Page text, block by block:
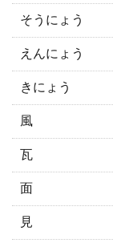
そうにょう
えんにょう
きにょう
風
瓦
面
見